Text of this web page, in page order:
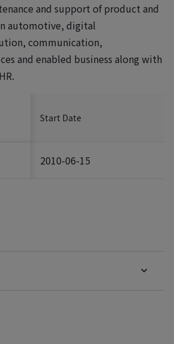
and support of product and
automotive, digital
communication,
and enabled business along with
Start Date
2010-06-15